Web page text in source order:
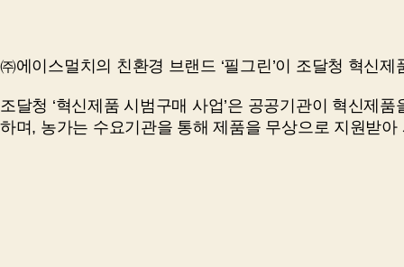
㈜에이스멀치의 친환경 브랜드 ‘필그린’이 조달청 혁신
조달청 ‘혁신제품 시범구매 사업’은 공공기관이 혁신제
하며, 농가는 수요기관을 통해 제품을 무상으로 지원받아